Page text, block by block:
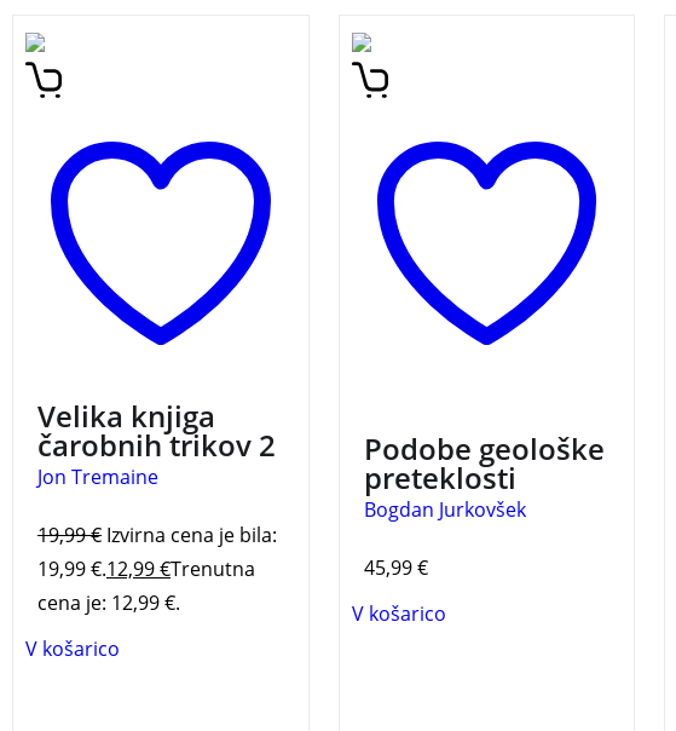
Abrakadabra, čira čara! Ta
čudovita knjiga najboljših
pomagala, da boš postal
novi Houdini!
Velika knjiga
čarobnih trikov 2
Jon Tremaine
19,99€ Izvirna cena je bila:
19,99 €.12,99€Trenutna
cena je: 12,99 €.
V košarico
Osnovni namen knjige je s
pisano besedo in sliko
zanima zgodovina življenja
na Zemlji in vse, ki bi se
želeli seznaniti o tem, kaj iz
geološke preteklosti se je
ohranilo na ozemlju
Slovenije, obenem pa vabi
k razmisleku, kaj se lahko
iz geološke preteklosti
preteklosti Bogdan
Jurkovšek, Barbara
Jurkovšek
Podobe geološke
preteklosti
Bogdan Jurkovšek
45,99€
V košarico